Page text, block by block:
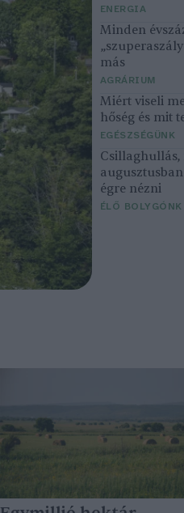
ENERGIA
Minden
más
AGRÁRIUM
Miért viseli
hőség és mit
EGÉSZSÉGÜNK
Csillaghullás,
égre nézni
ÉLŐ BOLYGÓNK